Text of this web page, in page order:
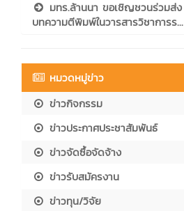
มทร.ล้านนา ขอเชิญชวนร่วมส่ง
บทความตีพิมพ์ในวารสารวิชาการร...
หมวดหมู่ข่าว
ข่าวกิจกรรม
ข่าวประกาศประชาสัมพันธ์
ข่าวจัดซื้อจัดจ้าง
ข่าวรับสมัครงาน
ข่าวทุน/วิจัย